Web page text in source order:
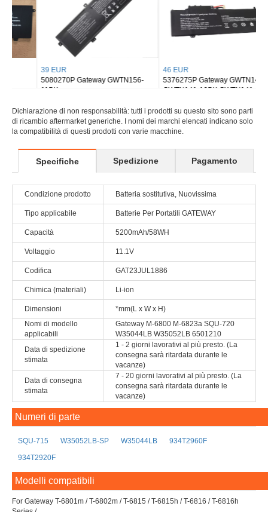
39 EUR
5080270P Gateway GWTN156-
46 EUR
5376275P Gateway GWTN141-10
GWTN141-10BK GWTN141-4
Dichiarazione di non responsabilità: tutti i prodotti su questo sito sono parti
di ricambio aftermarket generiche. I nomi dei marchi elencati indicano solo
la compatibilità di questi prodotti con varie macchine.
Specifiche Spedizione Pagamento
Condizione prodotto Batteria sostitutiva, Nuovissima
Tipo applicabile Batterie Per Portatili GATEWAY
Capacità 5200mAh/58WH
Voltaggio 11.1V
Codifica GAT23JUL1886
Chimica (materiali) Li-ion
Dimensioni
*mm(L x W x H)
Nomi di modello
applicabili
Gateway M-6800 M-6823a SQU-720
W35044LB W35052LB 6501210
Data di spedizione
stimata
1 - 2 giorni lavorativi al più presto. (La
consegna sarà ritardata durante le
vacanze)
Data di consegna
stimata
7 - 20 giorni lavorativi al più presto. (La
consegna sarà ritardata durante le
vacanze)
Numeri di parte
SQU-715 W35052LB-SP W35044LB
934T2960F
934T2920F
Modelli compatibili
For Gateway T-6801m / T-6802m / T-6815 / T-6815h / T-6816 / T-6816h